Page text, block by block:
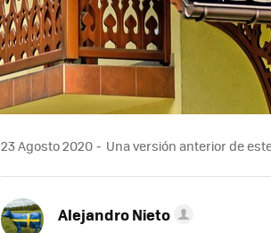
23 Agosto 2020 Una versión anterior de
Alejandro Nieto